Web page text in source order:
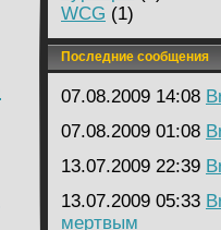
WCG (1)
Последние сообщения
07.08.2009 14:08
07.08.2009 01:08
13.07.2009 22:39
13.07.2009 05:33
мертвым